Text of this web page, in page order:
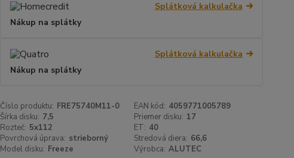
Splátková kalkulačka
Nákup na splátky
Splátková kalkulačka
Nákup na splátky
Číslo produktu: FRE75740M11-0 EAN kód: 4059771005789
Šírka disku: 7,5 Priemer disku: 17
Rozteč: 5x112 ET: 40
Povrchová úprava: strieborný Stredová diera: 66,6
Model disku: Freeze Výrobca: ALUTEC